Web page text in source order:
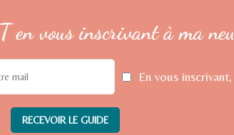
en vous inscrivant à ma
En vous